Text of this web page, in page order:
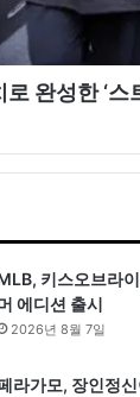
완성한 ‘스
키스오브라
에디션 출시
2026년 8월 7일
라가모, 장인정